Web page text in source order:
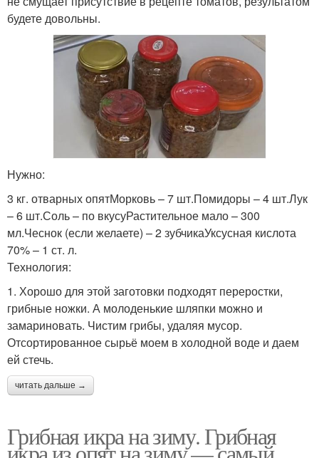
будете довольны.
Нужно:
3 кг. отварных опятМорковь – 7 шт.Помидоры – 4 шт.Лук
– 6 шт.Соль – по вкусуРастительное мало – 300
мл.Чеснок (если желаете) – 2 зубчикаУксусная кислота
70% – 1 ст. л.
Технология:
1. Хорошо для этой заготовки подходят переростки,
грибные ножки. А молоденькие шляпки можно и
замариновать. Чистим грибы, удаляя мусор.
Отсортированное сырьё моем в холодной воде и даем
ей стечь.
читать дальше →
Грибная икра на зиму. Грибная